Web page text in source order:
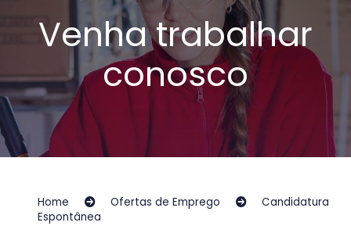
Venha trabalhar
conosco
Home Ofertas de Emprego
Candidatura
Espontânea